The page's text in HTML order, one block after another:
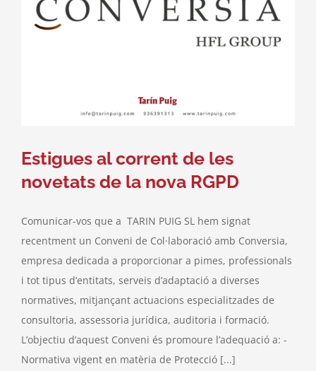
Estigues al corrent de les
novetats de la nova RGPD
Comunicar-vos que a TARIN PUIG SL hem signat
recentment un Conveni de Col·laboració amb Conversia,
empresa dedicada a proporcionar a pimes, professionals
i tot tipus d’entitats, serveis d’adaptació a diverses
normatives, mitjançant actuacions especialitzades de
consultoria, assessoria jurídica, auditoria i formació.
L’objectiu d’aquest Conveni és promoure l’adequació a: -
Normativa vigent en matèria de Protecció [...]